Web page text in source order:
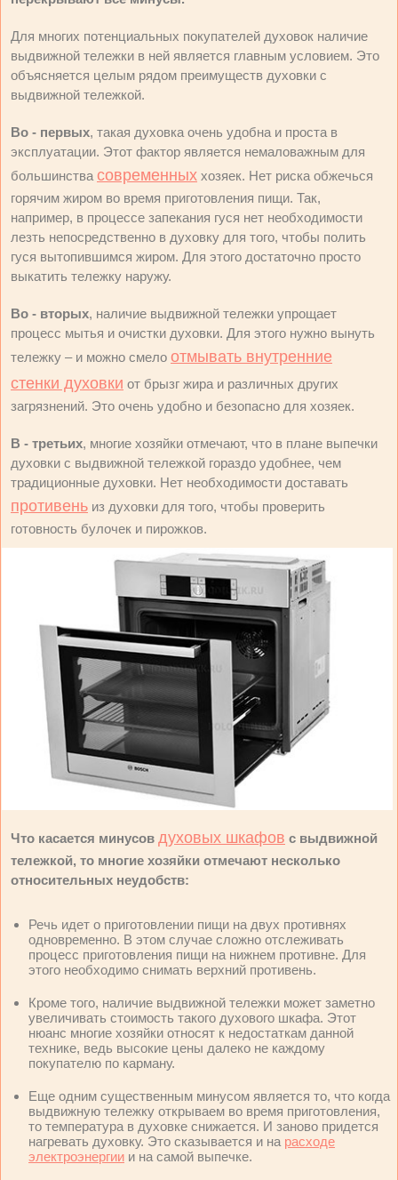
Для многих потенциальных покупателей духовок наличие
выдвижной тележки в ней является главным условием. Это
объясняется целым рядом преимуществ духовки с
выдвижной тележкой.
Во - первых, такая духовка очень удобна и проста в
эксплуатации. Этот фактор является немаловажным для
большинства современных хозяек. Нет риска обжечься
горячим жиром во время приготовления пищи. Так,
например, в процессе запекания гуся нет необходимости
лезть непосредственно в духовку для того, чтобы полить
гуся вытопившимся жиром. Для этого достаточно просто
выкатить тележку наружу.
Во - вторых, наличие выдвижной тележки упрощает
процесс мытья и очистки духовки. Для этого нужно вынуть
тележку – и можно смело отмывать внутренние
стенки духовки от брызг жира и различных других
загрязнений. Это очень удобно и безопасно для хозяек.
В - третьих, многие хозяйки отмечают, что в плане выпечки
духовки с выдвижной тележкой гораздо удобнее, чем
традиционные духовки. Нет необходимости доставать
противень из духовки для того, чтобы проверить
готовность булочек и пирожков.
Что касается минусов духовых шкафов с выдвижной
тележкой, то многие хозяйки отмечают несколько
относительных неудобств:
Речь идет о приготовлении пищи на двух противнях
одновременно. В этом случае сложно отслеживать
процесс приготовления пищи на нижнем противне. Для
этого необходимо снимать верхний противень.
Кроме того, наличие выдвижной тележки может заметно
увеличивать стоимость такого духового шкафа. Этот
нюанс многие хозяйки относят к недостаткам данной
технике, ведь высокие цены далеко не каждому
покупателю по карману.
Еще одним существенным минусом является то, что когда
выдвижную тележку открываем во время приготовления,
то температура в духовке снижается. И заново придется
нагревать духовку. Это сказывается и на расходе
электроэнергии и на самой выпечке.